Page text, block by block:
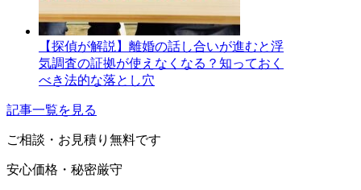
【探偵が解説】離婚の話し合いが進むと浮
気調査の証拠が使えなくなる？知っておく
べき法的な落とし穴
記事一覧を見る
ご相談・お見積り 無料です
安心価格・秘密厳守